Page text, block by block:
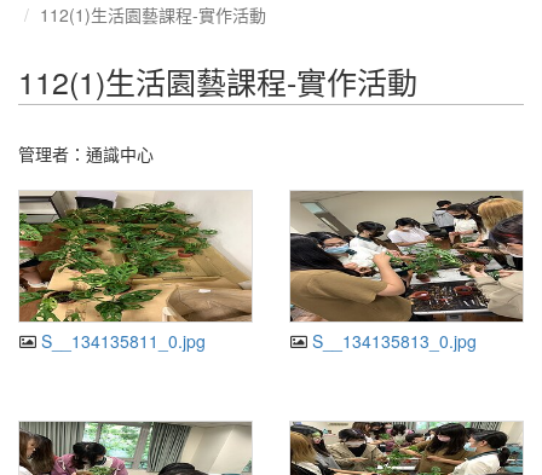
112(1)生活園藝課程-實作活動
112(1)生活園藝課程-實作活動
管理者：通識中心
S__134135811_0.jpg S__134135813_0.jpg